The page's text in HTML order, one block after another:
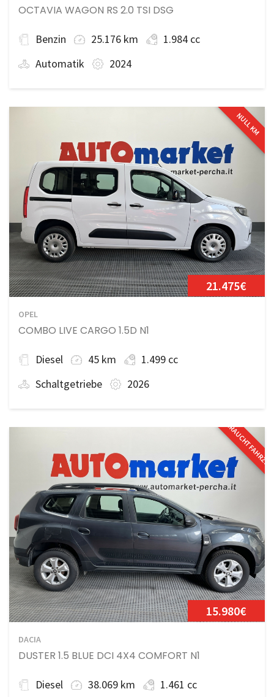
OCTAVIA WAGON RS 2.0 TSI DSG
Benzin 25.176 km
1.984 cc
Automatik
2024
NULL KM
21.475€
OPEL
COMBO LIVE CARGO 1.5D N1
Diesel 45 km
1.499 cc
Schaltgetriebe
2026
15.980€
DACIA
DUSTER 1.5 BLUE DCI 4X4 COMFORT N1
Diesel 38.069 km 1.461 cc